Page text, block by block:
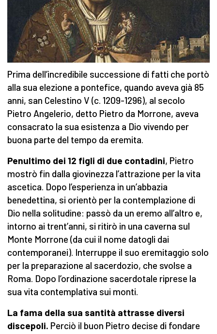
Prima dell’incredibile successione di fatti che portò
alla sua elezione a pontefice, quando aveva già 85
anni, san Celestino V (c. 1209-1296), al secolo
Pietro Angelerio, detto Pietro da Morrone, aveva
consacrato la sua esistenza a Dio vivendo per
buona parte del tempo da eremita.
Penultimo dei 12 figli di due contadini, Pietro
mostrò fin dalla giovinezza l’attrazione per la vita
ascetica. Dopo l’esperienza in un’abbazia
benedettina, si orientò per la contemplazione di
Dio nella solitudine: passò da un eremo all’altro e,
intorno ai trent’anni, si ritirò in una caverna sul
Monte Morrone (da cui il nome datogli dai
contemporanei). Interruppe il suo eremitaggio solo
per la preparazione al sacerdozio, che svolse a
Roma. Dopo l’ordinazione sacerdotale riprese la
sua vita contemplativa sui monti.
La fama della sua santità attrasse diversi
discepoli. Perciò il buon Pietro decise di fondare